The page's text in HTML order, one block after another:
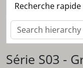
Recherche rapide
Série S03 -